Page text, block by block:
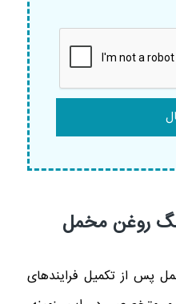
روغن مخمل
پس از تکمیل فرایندهای